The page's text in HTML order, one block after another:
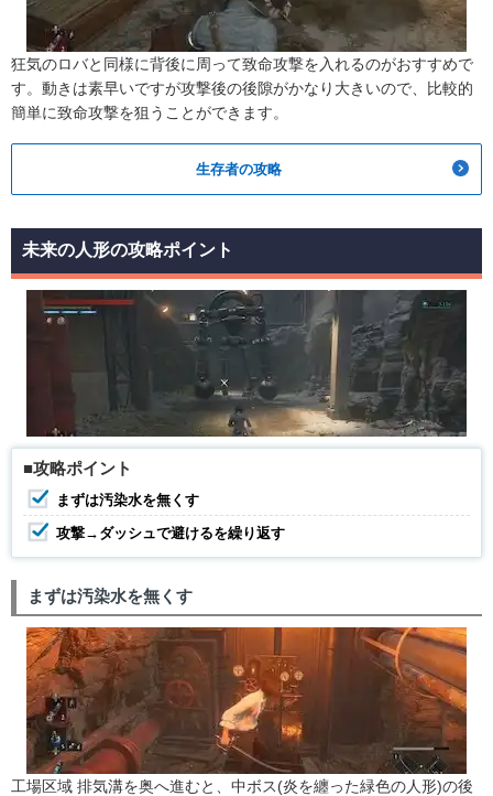
狂気のロバと同様に背後に周って致命攻撃を入れるのがおすすめで
す。動きは素早いですが攻撃後の後隙がかなり大きいので、比較的
簡単に致命攻撃を狙うことができます。
生存者の攻略
未来の人形の攻略ポイント
■攻略ポイント
まずは汚染水を無くす
攻撃→ダッシュで避けるを繰り返す
まずは汚染水を無くす
工場区域 排気溝を奥へ進むと、中ボス(炎を纏った緑色の人形)の後